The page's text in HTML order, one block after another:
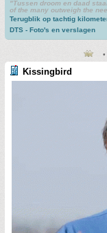
"Tussen droom en daad
of the many outweigh the
Terugblik op tachtig
DTS - Foto's en verslagen
Kissingbird